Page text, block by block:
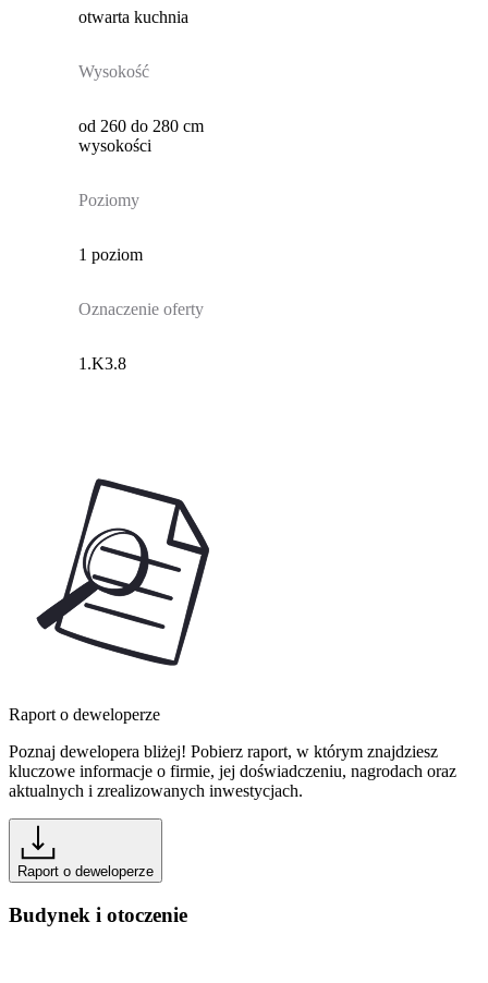
otwarta kuchnia
Wysokość
od 260 do 280 cm
wysokości
Poziomy
1 poziom
Oznaczenie oferty
1.K3.8
Raport o deweloperze
Poznaj dewelopera bliżej! Pobierz raport, w którym znajdziesz
kluczowe informacje o firmie, jej doświadczeniu, nagrodach oraz
aktualnych i zrealizowanych inwestycjach.
Raport o deweloperze
Budynek i otoczenie